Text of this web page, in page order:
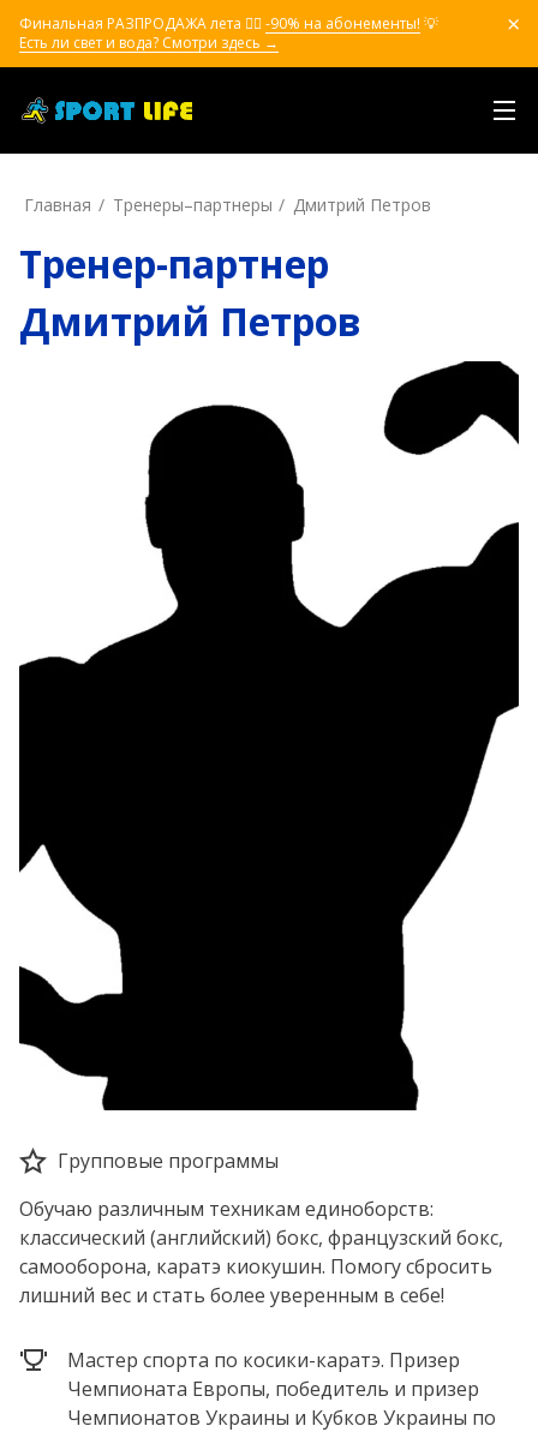
Финальная РАЗПРОДАЖА лета ❤️‍🔥 -90% на абонементы! 💡
Есть ли свет и вода? Смотри здесь →
Главная Тренеры–пapтнepы Дмитрий Петров
Тренер-партнер
Дмитрий Петров
Групповые программы
Обучаю различным техникам единоборств:
классический (английский) бокс, французский бокс,
самооборона, каратэ киокушин. Помогу сбросить
лишний вес и стать более уверенным в себе!
Мастер спорта по косики-каратэ. Призер
Чемпионата Европы, победитель и призер
Чемпионатов Украины и Кубков Украины по